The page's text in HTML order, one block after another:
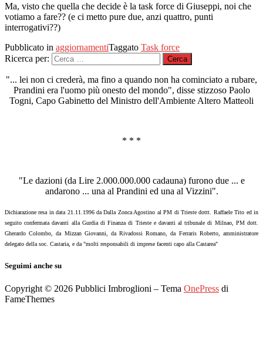
Ma, visto che quella che decide è la task force di Giuseppi, noi che
votiamo a fare?? (e ci metto pure due, anzi quattro, punti
interrogativi??)
Pubblicato in aggiornamentiTaggato Task force
Ricerca per:
"... lei non ci crederà, ma fino a quando non ha cominciato a rubare,
Prandini era l'uomo più onesto del mondo", disse stizzoso Paolo
Togni, Capo Gabinetto del Ministro dell'Ambiente Altero Matteoli
* * *
"Le dazioni (da Lire 2.000.000.000 cadauna) furono due ... e
andarono ... una al Prandini ed una al Vizzini".
Dichiarazione resa in data 21.11.1996 da Dalla Zonca Agostino al PM di Trieste dottt. Raffaele Tito ed in
seguito confermata davanti alla Gurdia di Finanza di Trieste e davanti al tribunale di Milnao, PM dott.
Gherardo Colombo, da Mizzan Giovanni, da Rivadossi Romano, da Ferraris Roberto, amministratore
delegato della soc. Castaria, e da "molti responsabili di imprese facenti capo alla Castarea"
Seguimi anche su
Copyright © 2026 Pubblici Imbroglioni – Tema OnePress di
FameThemes